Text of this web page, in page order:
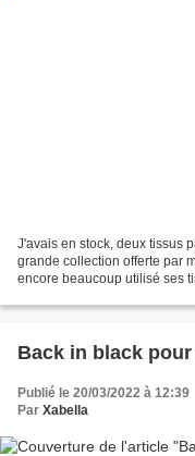
J'avais en stock, deux tissus
grande collection offerte par
encore beaucoup utilisé ses
Back in black
Publié le 20/03/2022 à 12:39
Par Xabella